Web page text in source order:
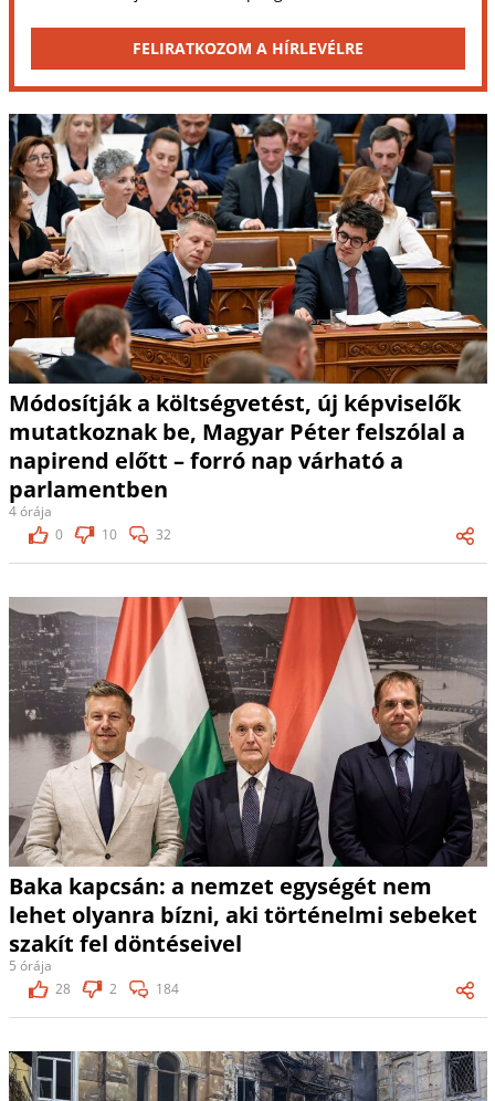
FELIRATKOZOM A HÍRLEVÉLRE
Módosítják a költségvetést, új képviselők
mutatkoznak be, Magyar Péter felszólal a
napirend előtt – forró nap várható a
parlamentben
4 órája
0
10 32
Baka kapcsán: a nemzet egységét nem
lehet olyanra bízni, aki történelmi sebeket
szakít fel döntéseivel
5 órája
28
2 184